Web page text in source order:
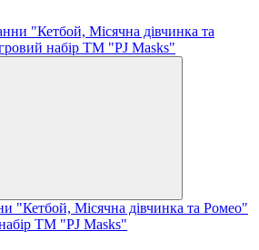
"Кетбой, Місячна дівчинка та Ромео"
TM "PJ Masks"